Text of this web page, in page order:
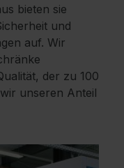
bieten sie
und
auf. Wir
der zu 100
unseren Anteil